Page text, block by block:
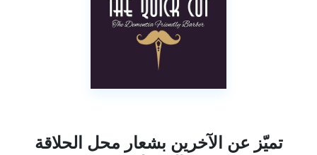
تميّز عن الآخرين بشعار محل الحلاقة